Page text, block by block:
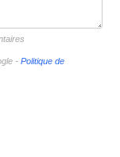
- Politique de